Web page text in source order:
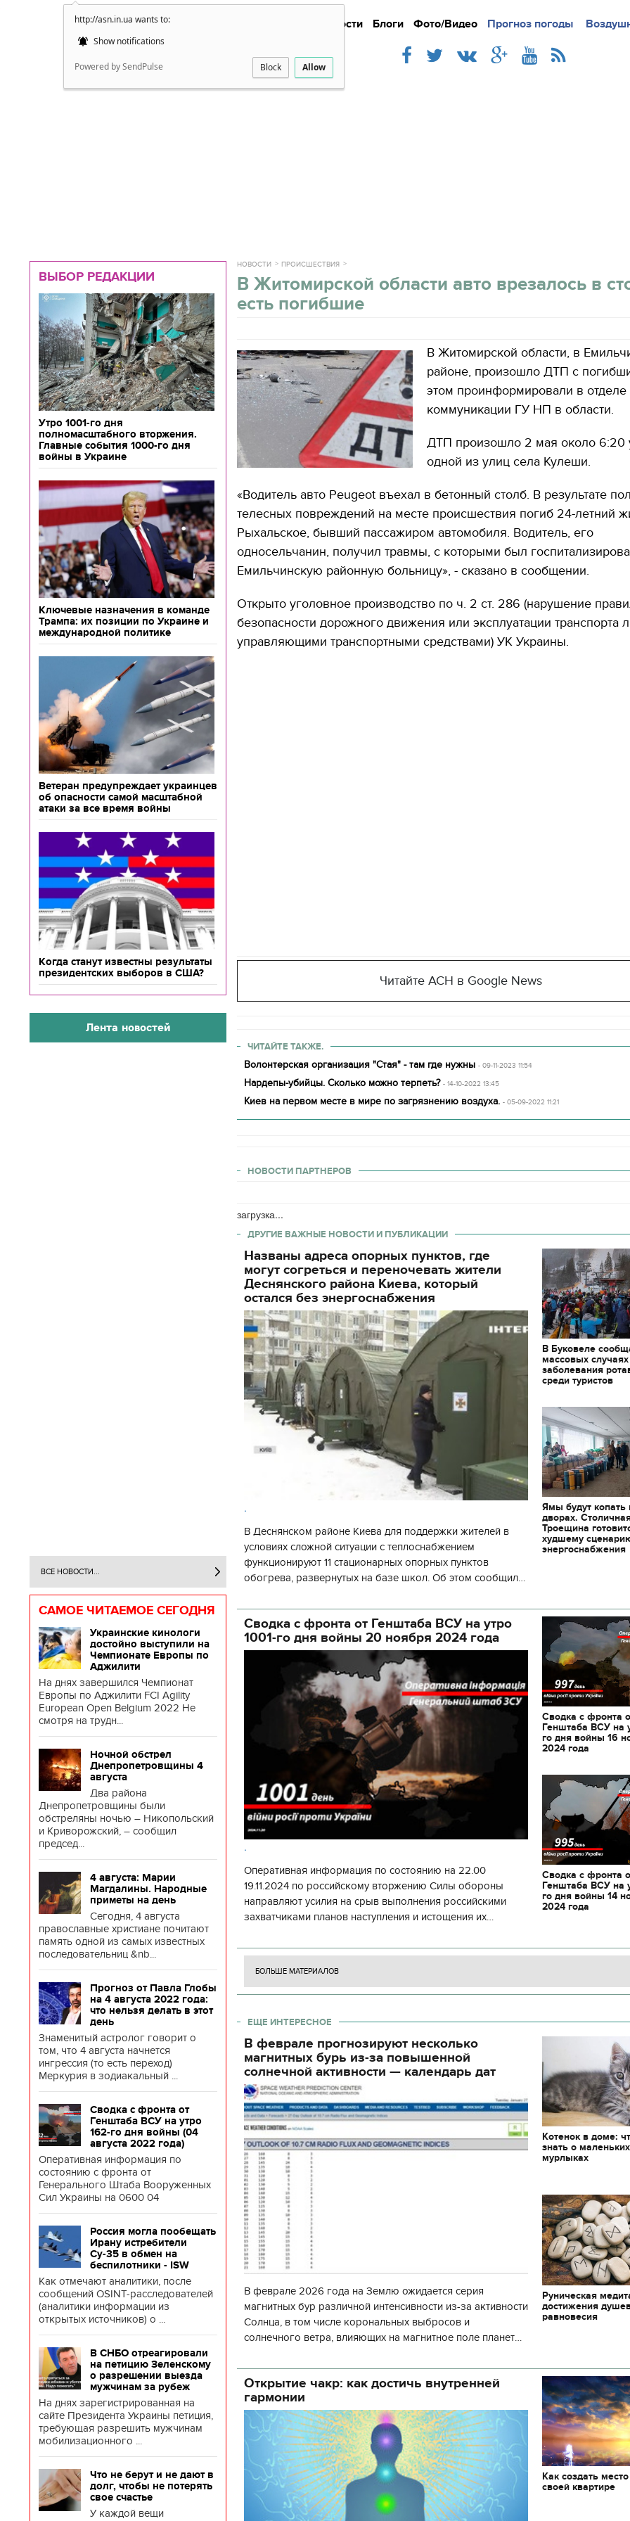
http://asn.in.ua wants to:
Show notifications
Powered by SendPulse Block Allow
Новости Блоги Фото/Видео Прогноз погоды
Подробно Новости
ВЫБОР РЕДАКЦИИ
Утро 1001-го дня
полномасштабного вторжения.
Главные события 1000-го дня
войны в Украине
Ключевые назначения в команде
Трампа: их позиции по Украине и
международной политике
Ветеран предупреждает украинцев
об опасности самой масштабной
атаки за все время войны
Когда станут известны результаты
президентских выборов в США?
Лента новостей
ВСЕ НОВОСТИ...
САМОЕ ЧИТАЕМОЕ СЕГОДНЯ
Украинские кинологи
достойно выступили на
Чемпионате Европы по
Аджилити
На днях завершился Чемпионат
Европы по Аджилити FCI Agility
European Open Belgium 2022 Не
смотря на трудн...
Ночной обстрел
Днепропетровщины 4
августа
Два района
Днепропетровщины были
обстреляны ночью – Никопольский
и Криворожский, – сообщил
председ...
4 августа: Марии
Магдалины. Народные
приметы на день
Сегодня, 4 августа
православные христиане почитают
память одной из самых известных
последовательниц &nb...
Прогноз от Павла Глобы
на 4 августа 2022 года:
что нельзя делать в этот
день
Знаменитый астролог говорит о
том, что 4 августа начнется
ингрессия (то есть переход)
Меркурия в зодиакальный ...
Сводка с фронта от
Генштаба ВСУ на утро
162-го дня войны (04
августа 2022 года)
Оперативная информация по
состоянию с фронта от
Генерального Штаба Вооруженных
Сил Украины на 0600 04
Россия могла пообещать
Ирану истребители
Су-35 в обмен на
беспилотники - ISW
Как отмечают аналитики, после
сообщений OSINT-расследователей
(аналитики информации из
открытых источников) о ...
В СНБО отреагировали
на петицию Зеленскому
о разрешении выезда
мужчинам за рубеж
На днях зарегистрированная на
сайте Президента Украины петиция,
требующая разрешить мужчинам
мобилизационного ...
Что не берут и не дают в
долг, чтобы не потерять
свое счастье
У каждой вещи
НОВОСТИ ПРОИСШЕСТВИЯ
В Житомирской области авто врезалось в
есть погибшие
В Житомирской области, в
районе, произошло ДТП с
этом проинформировали в отделе
коммуникации ГУ НП в области.
ДТП произошло 2 мая около 6:20
одной из улиц села Кулеши.
«Водитель авто Peugeot въехал в бетонный столб. В результате
телесных повреждений на месте происшествия погиб 24-летний
Рыхальское, бывший пассажиром автомобиля. Водитель, его
односельчанин, получил травмы, с которыми был
Емильчинскую районную больницу», - сказано в сообщении.
Открыто уголовное производство по ч. 2 ст. 286 (нарушение
безопасности дорожного движения или эксплуатации транспорта
управляющими транспортными средствами) УК Украины.
Читайте АСН в Google News
ЧИТАЙТЕ ТАКЖЕ.
Волонтерская организация "Стая" - там где нужны - 09-11-2023 11:54
Нардепы-убийцы. Сколько можно терпеть? - 14-10-2022 13:45
Киев на первом месте в мире по загрязнению воздуха. - 05-09-2022 11:21
НОВОСТИ ПАРТНЕРОВ
загрузка...
ДРУГИЕ ВАЖНЫЕ НОВОСТИ И ПУБЛИКАЦИИ
Названы адреса опорных пунктов, где
могут согреться и переночевать жители
Деснянского района Киева, который
остался без энергоснабжения
.
В Деснянском районе Киева для поддержки жителей в
условиях сложной ситуации с теплоснабжением
функционируют 11 стационарных опорных пунктов
обогрева, развернутых на базе школ. Об этом сообщил
государственной а
В Буковеле
массовых случаях
заболевания
среди туристов
Ямы будут копать
дворах.
Троещина
худшему
энергоснабжения
Сводка с фронта от Генштаба ВСУ на утро
1001-го дня войны 20 ноября 2024 года
.
Оперативная информация по состоянию на 22.00
19.11.2024 по российскому вторжению Силы обороны
направляют усилия на срыв выполнения российскими
захватчиками планов наступления и истощения их
боевых ст
Сводка с фронта
Генштаба ВСУ на
го дня войны 16
2024 года
Сводка с фронта
Генштаба ВСУ на
го дня войны 14
2024 года
БОЛЬШЕ МАТЕРИАЛОВ
ЕЩЕ ИНТЕРЕСНОЕ
В феврале прогнозируют несколько
магнитных бурь из-за повышенной
солнечной активности — календарь дат
В феврале 2026 года на Землю ожидается серия
магнитных бур различной интенсивности из-за активности
Солнца, в том числе корональных выбросов и
солнечного ветра, влияющих на магнитное поле планеты.
об
Котенок в доме:
знать о маленьких
мурлыках
Руническая
достижения
равновесия
Открытие чакр: как достичь внутренней
гармонии
Как создать
своей квартире
11.10.2017 | 16:22
Времена Руси: как
декорации к фильму
"Сторожевая застава"